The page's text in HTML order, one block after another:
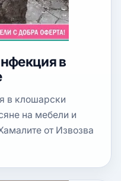
в
в клошарски
на мебели и
от Извозва